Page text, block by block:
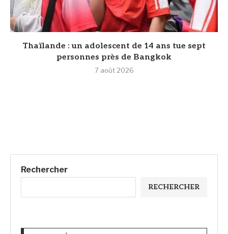
Thaïlande : un adolescent de 14 ans tue sept
personnes près de Bangkok
7 août 2026
Rechercher
RECHERCHER